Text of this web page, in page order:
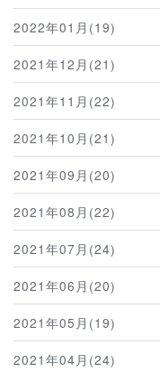
2022年01月(19)
2021年12月(21)
2021年11月(22)
2021年10月(21)
2021年09月(20)
2021年08月(22)
2021年07月(24)
2021年06月(20)
2021年05月(19)
2021年04月(24)